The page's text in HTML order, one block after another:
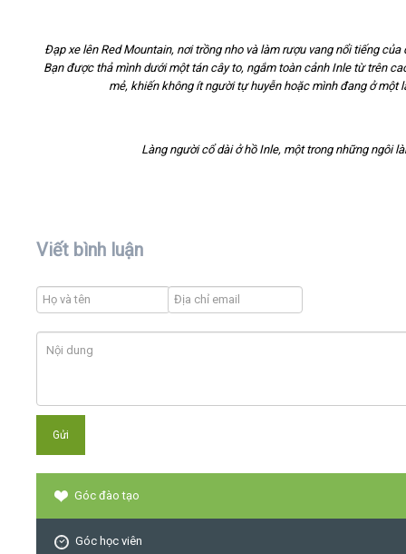
Đạp xe lên Red Mountain, nơi trồng nho và làm rượu vang nổi tiếng
Bạn được thả mình dưới một tán cây to, ngắm toàn cảnh Inle từ trên
mẻ, khiến không ít người tự huyễn hoặc mình đang ở một
Làng người cổ dài ở hồ Inle, một trong những ngôi
Viết bình luận
Góc đào tạo
Góc học viên